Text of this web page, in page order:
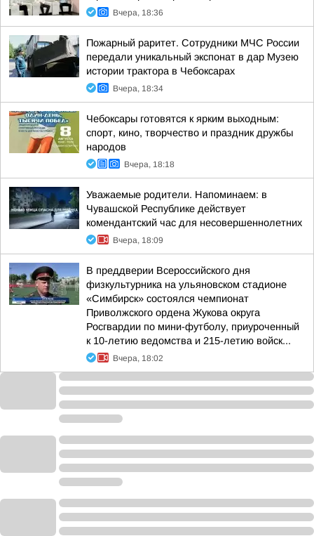
Вчера, 18:36
Пожарный раритет. Сотрудники МЧС России
передали уникальный экспонат в дар Музею
истории трактора в Чебоксарах
Вчера, 18:34
Чебоксары готовятся к ярким выходным:
спорт, кино, творчество и праздник дружбы
народов
Вчера, 18:18
Уважаемые родители. Напоминаем: в
Чувашской Республике действует
комендантский час для несовершеннолетних
Вчера, 18:09
В преддверии Всероссийского дня
физкультурника на ульяновском стадионе
«Симбирск» состоялся чемпионат
Приволжского ордена Жукова округа
Росгвардии по мини-футболу, приуроченный
к 10-летию ведомства и 215-летию войск...
Вчера, 18:02